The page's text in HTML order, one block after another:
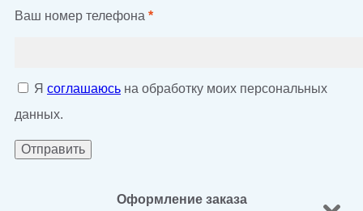
Ваш номер телефона *
Я соглашаюсь на обработку моих персональных
данных.
Оформление заказа